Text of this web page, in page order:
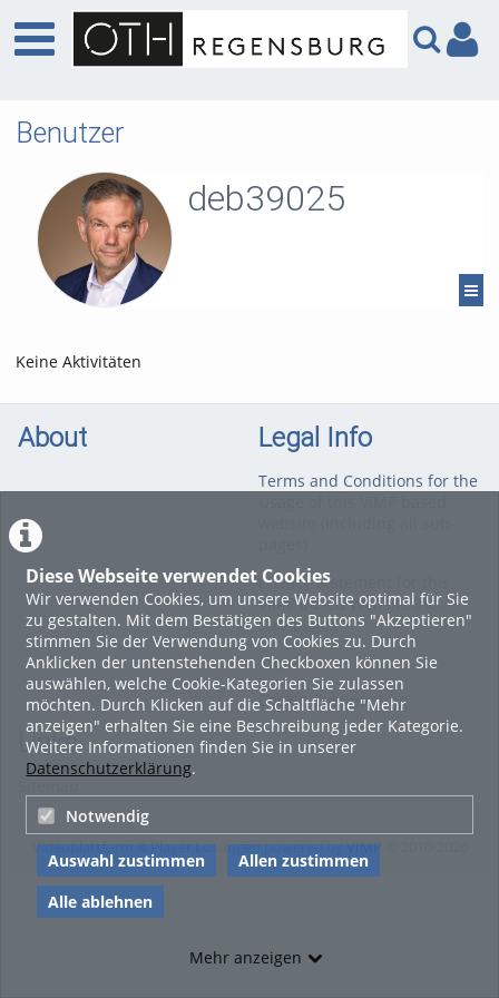
Diese Webseite verwendet Cookies
Wir verwenden Cookies, um unsere Website optimal für Sie
zu gestalten. Mit dem Bestätigen des Buttons "Akzeptieren"
stimmen Sie der Verwendung von Cookies zu. Durch
Anklicken der untenstehenden Checkboxen können Sie
auswählen, welche Cookie-Kategorien Sie zulassen
möchten. Durch Klicken auf die Schaltfläche "Mehr
anzeigen" erhalten Sie eine Beschreibung jeder Kategorie.
Weitere Informationen finden Sie in unserer
Datenschutzerklärung.
Notwendig
Auswahl zustimmen
Allen zustimmen
Alle ablehnen
Mehr anzeigen
Benutzer
deb39025
Keine Aktivitäten
About Legal Info
Terms and Conditions for the
Privacy Statement for this
ViMP based Website incl.
Sub-pages
Imprint
Cookie-Zustimmung
Links
Videoplattform & Player Lösungen powered byVIMP